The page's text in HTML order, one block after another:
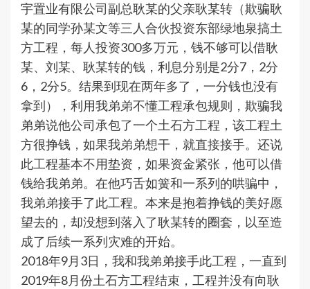
宇置业有限公司副总耿某的父亲耿某转（欺骗耿
某的同学孙某文等三人合伙投资东部绿地泉搞土
方工程，每人投资300多万元，钱不够可以借耿
某、刘某、耿某转的钱，利息分别是2分7，2分
6，2分5。结果到现在两年多了，一分钱也没有
拿到），利用我弟弟不懂工程承包规则，欺骗我
弟弟说他公司承包了一个土石方工程，该工程土
方很挣钱，如果我弟弟想干，就直接接手。还说
此工程基本不用垫资，如果资金紧张，他可以借
钱给我弟弟。在他巧舌如簧和一系列的哄骗中，
我弟弟接手了此工程。本来是抱着挣钱的美好愿
望去的，却没想到落入了耿某转的圈套，以至造
成了后续一系列灾难的开始。
2018年9月3日，我和我弟弟接手此工程，一直到
2019年8月份土石方工程结束，工程并没有向耿